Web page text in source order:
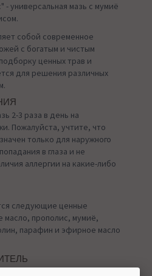
универсальная мазь с мумиё
собой современное
с богатым и чистым
ценных трав и
для решения различных
2-3 раза в день на
Пожалуйста, учтите, что
только для наружного
в глаза и не
аллергии на какие-либо
следующие ценные
масло, прополис, мумиё,
парафин и эфирное масло